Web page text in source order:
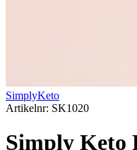
SimplyKeto
Artikelnr: SK1020
Simply Keto